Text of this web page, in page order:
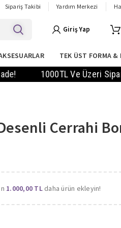
Sipariş Takibi Yardım Merkezi
Giriş Yap
TEK ÜST FORMA &
1000TL Ve Üzeri
Cerrahi
1.000,00 TLdaha ürün ekleyin!